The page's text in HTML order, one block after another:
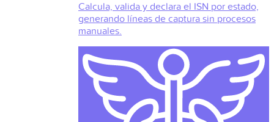
Calcula, valida y declara el ISN por estado,
generando líneas de captura sin procesos
manuales.